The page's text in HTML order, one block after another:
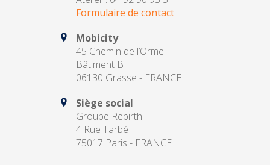
Formulaire de contact
Mobicity
45 Chemin de l’Orme
Bâtiment B
06130 Grasse - FRANCE
Siège social
Groupe Rebirth
4 Rue Tarbé
75017 Paris - FRANCE